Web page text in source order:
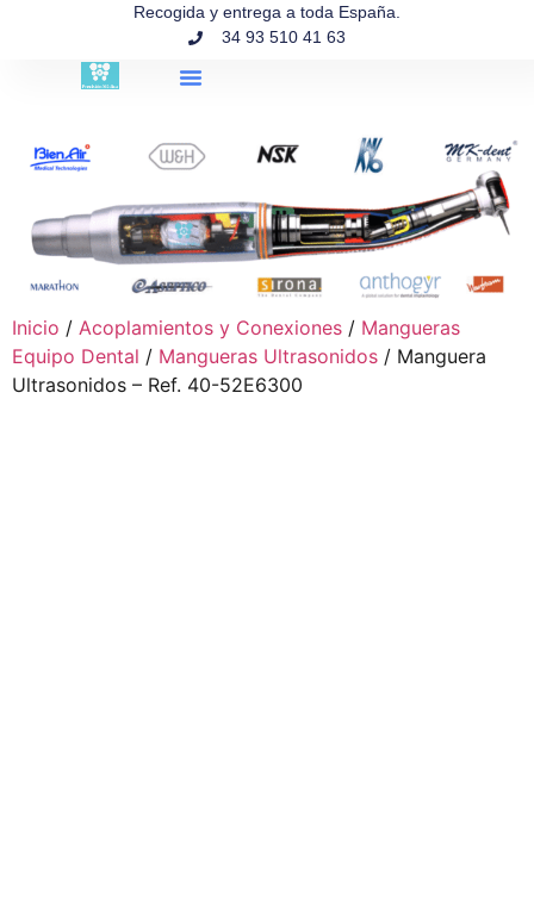
Recogida y entrega a toda España.
34 93 510 41 63
Inicio / Acoplamientos y Conexiones / Mangueras
Equipo Dental / Mangueras Ultrasonidos / Manguera
Ultrasonidos – Ref. 40-52E6300